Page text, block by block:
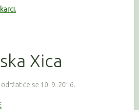
Xica
će se 10. 9. 2016.